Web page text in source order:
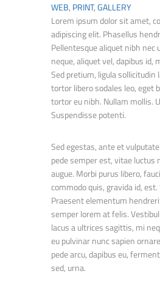
WEB, PRINT,GALLERY
Lorem ipsum dolor sit amet,
adipiscing elit. Phasellus
Pellentesque aliquet nibh nec
neque, aliquet vel, dapibus id,
Sed pretium, ligula sollicitudin
tortor libero sodales leo, eget
tortor eu nibh. Nullam mollis.
Suspendisse potenti.
Sed egestas, ante et
pede semper est, vitae luctus
augue. Morbi purus libero,
commodo quis, gravida id, est.
Praesent elementum
semper lorem at felis.
lacus a ultrices sagittis, mi
eu pulvinar nunc sapien
pede arcu, dapibus eu,
sed, urna.